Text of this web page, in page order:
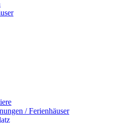
/ Ferienhäuser